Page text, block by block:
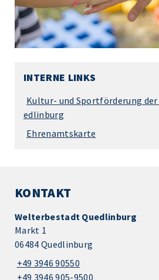
INTERNE LINKS
Kultur- und Sportförderung
edlinburg
Ehrenamtskarte
KONTAKT
Welterbestadt Quedlinburg
Markt 1
06484 Quedlinburg
+49 3946 90550
+49 3946 905-9500